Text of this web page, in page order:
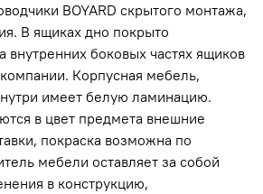
BOYARD скрытого монтажа,
В ящиках дно покрыто
внутренних боковых частях ящиков
Корпусная мебель,
имеет белую ламинацию.
в цвет предмета внешние
покраска возможна по
мебели оставляет за собой
в конструкцию,